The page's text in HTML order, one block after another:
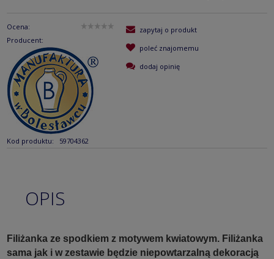
Ocena:
Producent:
Kod produktu: 59704362
zapytaj o produkt
poleć znajomemu
dodaj opinię
OPIS
Filiżanka ze spodkiem z motywem kwiatowym. Filiżanka
sama jak i w zestawie będzie niepowtarzalną dekoracją